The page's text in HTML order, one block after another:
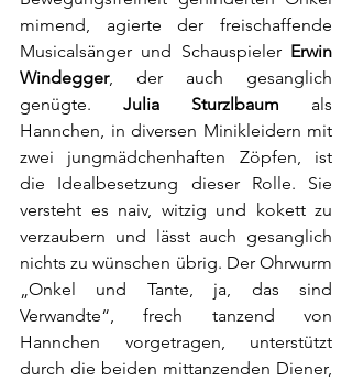
mimend, agierte der freischaffende
Musicalsänger und Schauspieler Erwin
Windegger, der auch gesanglich
genügte. Julia Sturzlbaum als
Hannchen, in diversen Minikleidern mit
zwei jungmädchenhaften Zöpfen, ist
die Idealbesetzung dieser Rolle. Sie
versteht es naiv, witzig und kokett zu
verzaubern und lässt auch gesanglich
nichts zu wünschen übrig. Der Ohrwurm
„Onkel und Tante, ja, das sind
Verwandte“, frech tanzend von
Hannchen vorgetragen, unterstützt
durch die beiden mittanzenden Diener,